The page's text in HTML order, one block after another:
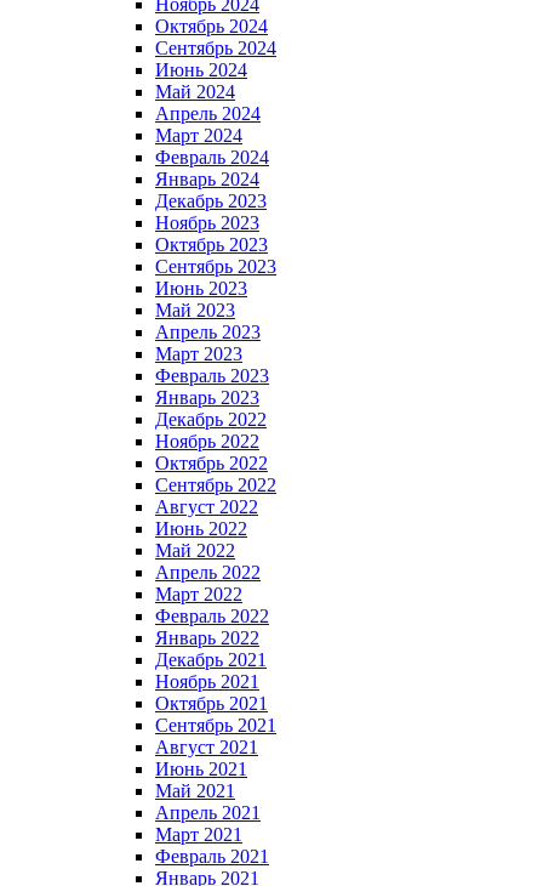
Ноябрь 2024
Октябрь 2024
Сентябрь 2024
Июнь 2024
Май 2024
Апрель 2024
Март 2024
Февраль 2024
Январь 2024
Декабрь 2023
Ноябрь 2023
Октябрь 2023
Сентябрь 2023
Июнь 2023
Май 2023
Апрель 2023
Март 2023
Февраль 2023
Январь 2023
Декабрь 2022
Ноябрь 2022
Октябрь 2022
Сентябрь 2022
Август 2022
Июнь 2022
Май 2022
Апрель 2022
Март 2022
Февраль 2022
Январь 2022
Декабрь 2021
Ноябрь 2021
Октябрь 2021
Сентябрь 2021
Август 2021
Июнь 2021
Май 2021
Апрель 2021
Март 2021
Февраль 2021
Январь 2021